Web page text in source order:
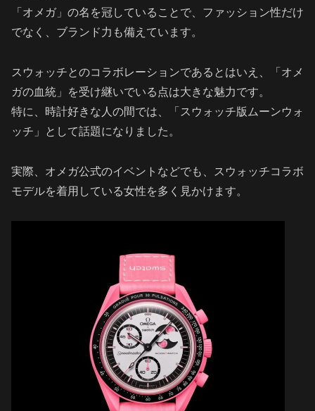
「オメガ」の名を冠していることで、ファッション性だけ
でなく、ブランド力も備えています。
スウォッチとのコラボレーションであるとはいえ、「オメ
ガの血統」を受け継いでいる点は大きな魅力です。
特に、時計好きな人の間では、「スウォッチ版ムーンウォ
ッチ」として話題になりました。
実際、オメガ公式のイベントなどでも、スウォッチコラボ
モデルを着用している女性を多く見かけます。